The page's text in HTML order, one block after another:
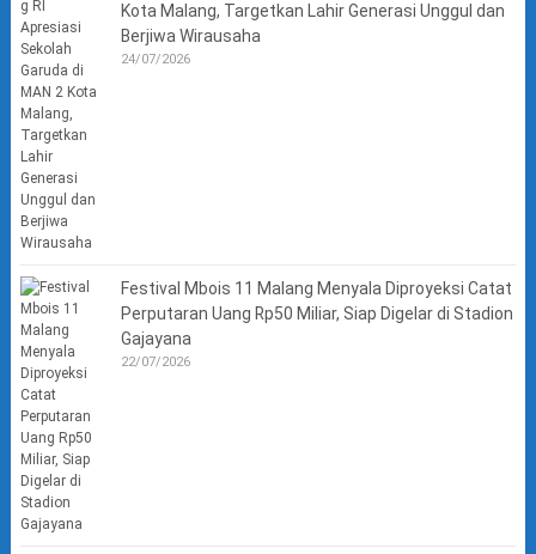
Kota Malang, Targetkan Lahir Generasi Unggul dan
Berjiwa Wirausaha
24/07/2026
Festival Mbois 11 Malang Menyala Diproyeksi Catat
Perputaran Uang Rp50 Miliar, Siap Digelar di Stadion
Gajayana
22/07/2026